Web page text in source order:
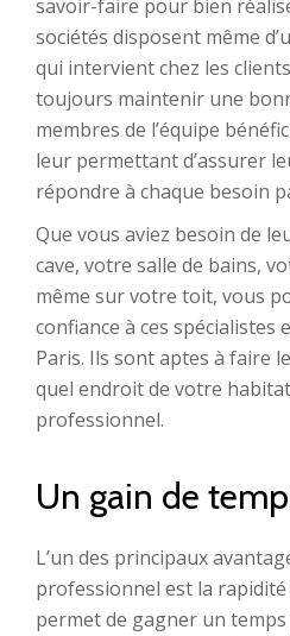
savoir-faire pour bien
sociétés disposent même
qui intervient chez les
toujours maintenir une
membres de l’équipe
leur permettant d’assurer
répondre à chaque besoin
Que vous aviez besoin de
cave, votre salle de bains,
même sur votre toit, vous
confiance à ces spécialistes
Paris. Ils sont aptes à faire
quel endroit de votre
professionnel.
Un gain de
L’un des principaux
professionnel est la rapidité
permet de gagner un